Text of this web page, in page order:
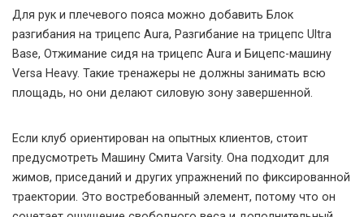
Для рук и плечевого пояса можно добавить Блок
разгибания на трицепс Aura, Разгибание на трицепс Ultra
Base, Отжимание сидя на трицепс Aura и Бицепс-машину
Versa Heavy. Такие тренажеры не должны занимать всю
площадь, но они делают силовую зону завершенной.
Если клуб ориентирован на опытных клиентов, стоит
предусмотреть Машину Смита Varsity. Она подходит для
жимов, приседаний и других упражнений по фиксированной
траектории. Это востребованный элемент, потому что он